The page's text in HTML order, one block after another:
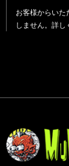
お客様からい
しません。詳し